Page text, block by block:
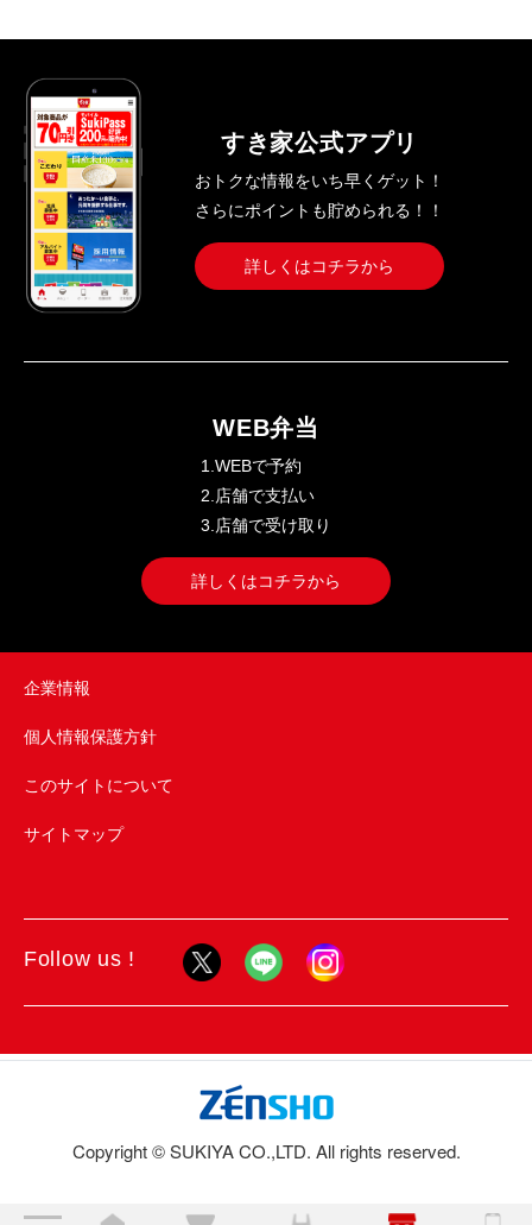
すき家公式アプリ
おトクな情報をいち早くゲット！
さらにポイントも貯められる！！
詳しくはコチラから
WEB弁当
1.WEBで予約
2.店舗で支払い
3.店舗で受け取り
詳しくはコチラから
企業情報
個人情報保護方針
このサイトについて
サイトマップ
Follow us !
Copyright © SUKIYA CO.,LTD. All rights reserved.